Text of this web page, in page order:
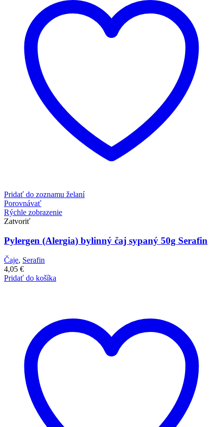
Pridať do zoznamu želaní
Porovnávať
Rýchle zobrazenie
Zatvoriť
Pylergen (Alergia) bylinný čaj sypaný 50g Serafin
Čaje, Serafin
4,05 €
Pridať do košíka